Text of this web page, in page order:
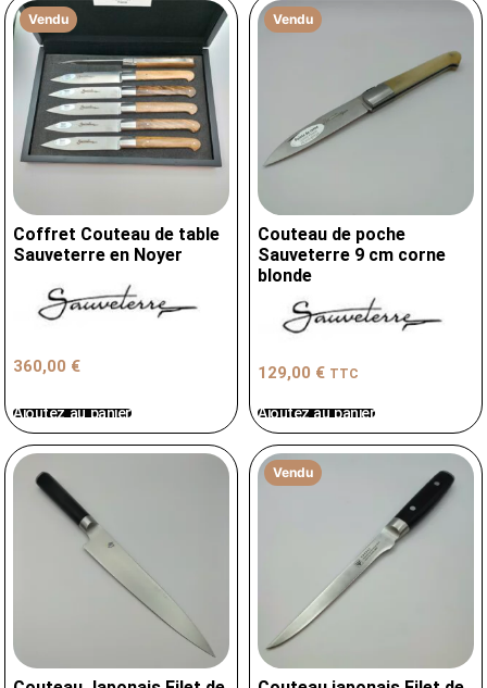
Vendu
Coffret Couteau de table
Sauveterre en Noyer
360,00 €
Ajoutez au panier
Vendu
Couteau de poche
Sauveterre 9 cm corne
blonde
129,00 € TTC
Ajoutez au panier
Vendu